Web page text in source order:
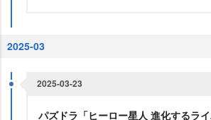
2025-03
2025-03-23
パズドラ「ヒーロー星人 進化するラ